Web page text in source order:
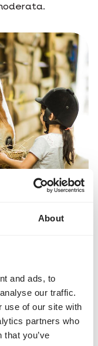
About
and ads, to
our traffic.
use of our site with
partners who
you’ve
Più l’erba è
dunque il valore
la falciatura e
nella